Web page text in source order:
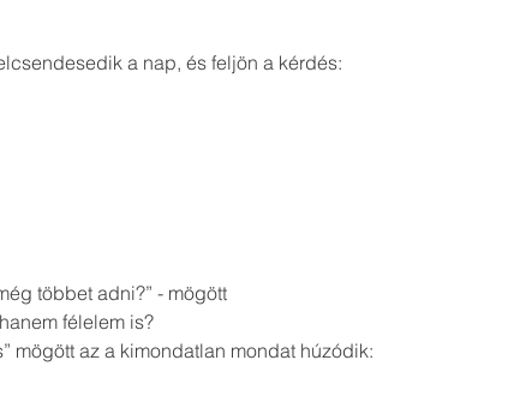
a nap, és feljön a kérdés:
többet adni?” - mögött
félelem is?
mögött az a kimondatlan mondat húzódik: